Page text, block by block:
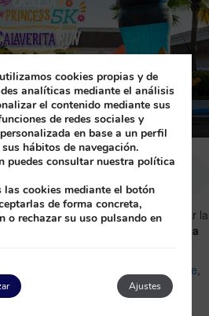
Hotels Riviera Mayaquiere anunciar la
Princess 5k – Corriendo por la
Princess and You 360 Sustainable,
y Grand Sunset Princessestán
Princess 5k con el objetivo de
cookies propias y de
analíticas mediante el análisis
el contenido mediante sus
de redes sociales y
en base a un perfil
hábitos de navegación.
puedes consultar nuestra política
las cookies mediante el botón
de forma concreta,
o rechazar su uso pulsando en
Ajustes